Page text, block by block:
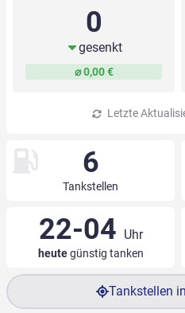
0
gesenkt
⌀ 0,00 €
Letzte
6
Tankstellen
22-04 Uhr
heutegünstig tanken
Tankstellen